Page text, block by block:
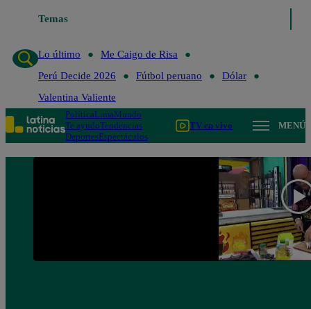
Temas
Lo último
Me Caigo de Risa
Perú Decide 2026
Fútbol peruano
Dólar
Valentina Valiente
PolíticaLimaMundo
Te ayudoTendencias
DeportesEspectáculos
TV en vivo MENÚ